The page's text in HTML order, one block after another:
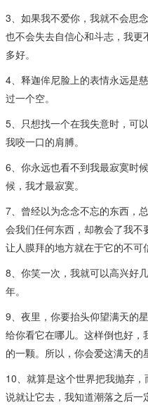
3、如果我不爱你，我就不会思
也不会失去自信心和斗志，我
多好。
4、释迦侔尼脸上的表情永远是
过一个空。
5、只想找一个在我失意时，可
我咬一口的肩膊。
6、你永远也看不到我最寂寞时
候，我才最寂寞。
7、曾经以为念念不忘的东西，
会我们任何东西，却教会了我
让人膜拜的地方就在于它的不可
8、你笑一次，我就可以高兴好
年。
9、夜里，你要抬头仰望满天的
给你看它在哪儿。这样倒也好，
的一颗。所以，你会爱这满天
10、就算是这个世界把我抛弃
说就让它去，我知道潮落之后一